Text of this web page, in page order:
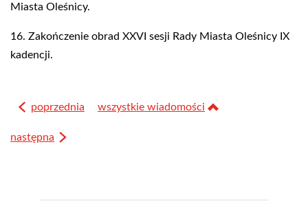
Miasta Oleśnicy.
16. Zakończenie obrad XXVI sesji Rady Miasta Oleśnicy IX
kadencji.
poprzednia wszystkie wiadomości
następna